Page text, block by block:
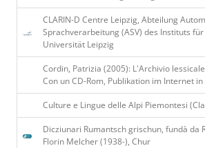
CLARIN-D Centre Leipzig, Abteilung
Sprachverarbeitung (ASV) des Instituts
Universität Leipzig
Cordin, Patrizia (2005): L'Archivio
Con un CD-Rom, Publikation im Internet
Culture e Lingue delle Alpi Piemontesi
Dicziunari Rumantsch grischun, fundà da
Florin Melcher (1938-), Chur